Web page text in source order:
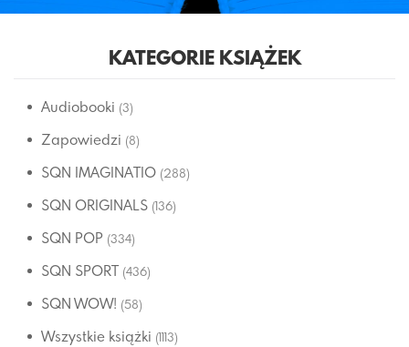
KATEGORIE KSIĄŻEK
Audiobooki (3)
Zapowiedzi (8)
SQN IMAGINATIO (288)
SQN ORIGINALS (136)
SQN POP (334)
SQN SPORT (436)
SQN WOW! (58)
Wszystkie książki (1113)